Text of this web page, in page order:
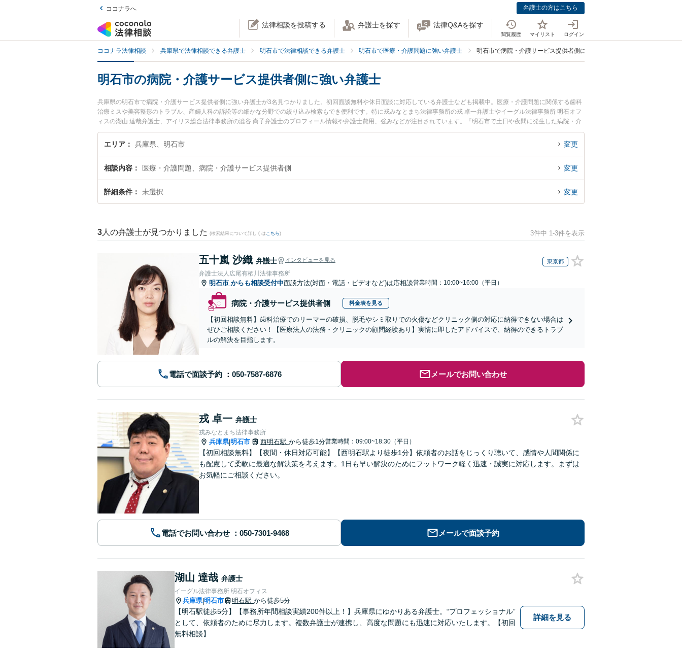
ココナラへ 弁護士の方はこちら
法律相談を投稿する 弁護士を探す 法律Q&Aを探す
閲覧履歴 マイリスト ログイン
ココナラ法律相談 兵庫県で法律相談できる弁護士 明石市で法律相談できる弁護士 明石市で医療・介護問題に強い弁護士 明石市で病院・介護サービス提供者側に強い弁護士
明石市の病院・介護サービス提供者側に強い弁護士
兵庫県の明石市で病院・介護サービス提供者側に強い弁護士が3名見つかりました。初回面談無料や休日面談に対応している弁護士なども掲載中。医療・介護問題に関係する歯科
治療ミスや美容整形のトラブル、産婦人科の訴訟等の細かな分野での絞り込み検索もでき便利です。特に戎みなとまち法律事務所の戎 卓一弁護士やイーグル法律事務所 明石オフ
ィスの湖山 達哉弁護士、アイリス総合法律事務所の澁谷 尚子弁護士のプロフィール情報や弁護士費用、強みなどが注目されています。『明石市で土日や夜間に発生した病院・介
護サービス提供者側のトラブルを今すぐに弁護士に相談したい』『病院・介護サービス提供者側のトラブル解決の実績豊富な近くの弁護士を検索したい』『初回相談無料で病院・
介護サービス提供者側を法律相談できる明石市内の弁護士に相談予約したい』などでお困りの相談者さんにおすすめです。
エリア 兵庫県、明石市 変更
相談内容 医療・介護問題、病院・介護サービス提供者側 変更
詳細条件 未選択 変更
3 人の弁護士が見つかりました (検索結果について詳しくは こちら) 3件中 1-3件を表示
五十嵐 沙織 弁護士 インタビューを見る 東京都
弁護士法人広尾有栖川法律事務所
明石市 からも相談受付中面談方法(対面・電話・ビデオなど)は応相談営業時間：10:00~16:00（平日）
病院・介護サービス提供者側 料金表を見る
【初回相談無料】歯科治療でのリーマーの破損、脱毛やシミ取りでの火傷などクリニック側の対応に納得できない場合は
ぜひご相談ください！【医療法人の法務・クリニックの顧問経験あり】実情に即したアドバイスで、納得のできるトラブ
ルの解決を目指します。
電話で面談予約 メールでお問い合わせ
戎 卓一 弁護士
戎みなとまち法律事務所
兵庫県|明石市 西明石駅 から徒歩1分営業時間：09:00~18:30（平日）
【初回相談無料】【夜間・休日対応可能】【西明石駅より徒歩1分】依頼者のお話をじっくり聴いて、感情や人間関係に
も配慮して柔軟に最適な解決策を考えます。1日も早い解決のためにフットワーク軽く迅速・誠実に対応します。まずは
お気軽にご相談ください。
電話でお問い合わせ メールで面談予約
湖山 達哉 弁護士
イーグル法律事務所 明石オフィス
兵庫県|明石市 明石駅 から徒歩5分
【明石駅徒歩5分】【事務所年間相談実績200件以上！】兵庫県にゆかりある弁護士。“プロフェッショナル”
として、依頼者のために尽力します。複数弁護士が連携し、高度な問題にも迅速に対応いたします。【初回
無料相談】
詳細を見る